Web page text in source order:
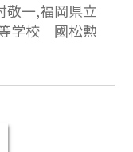
一,福岡県立
学校 國松勲